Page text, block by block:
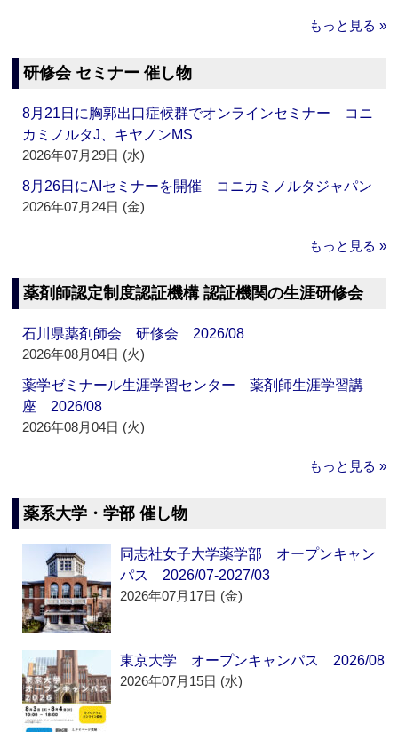
もっと見る »
研修会 セミナー 催し物
8月21日に胸郭出口症候群でオンラインセミナー コニ
カミノルタJ、キヤノンMS
2026年07月29日 (水)
8月26日にAIセミナーを開催 コニカミノルタジャパン
2026年07月24日 (金)
もっと見る »
薬剤師認定制度認証機構 認証機関の生涯研修会
石川県薬剤師会 研修会 2026/08
2026年08月04日 (火)
薬学ゼミナール生涯学習センター 薬剤師生涯学習講
座 2026/08
2026年08月04日 (火)
もっと見る »
薬系大学・学部 催し物
同志社女子大学薬学部 オープンキャン
パス 2026/07-2027/03
2026年07月17日 (金)
東京大学 オープンキャンパス 2026/08
2026年07月15日 (水)